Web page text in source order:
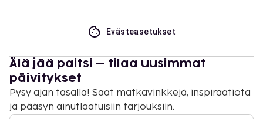
Evästeasetukset
Älä jää paitsi – tilaa uusimmat
päivitykset
Pysy ajan tasalla! Saat matkavinkkejä, inspiraatiota
ja pääsyn ainutlaatuisiin tarjouksiin.